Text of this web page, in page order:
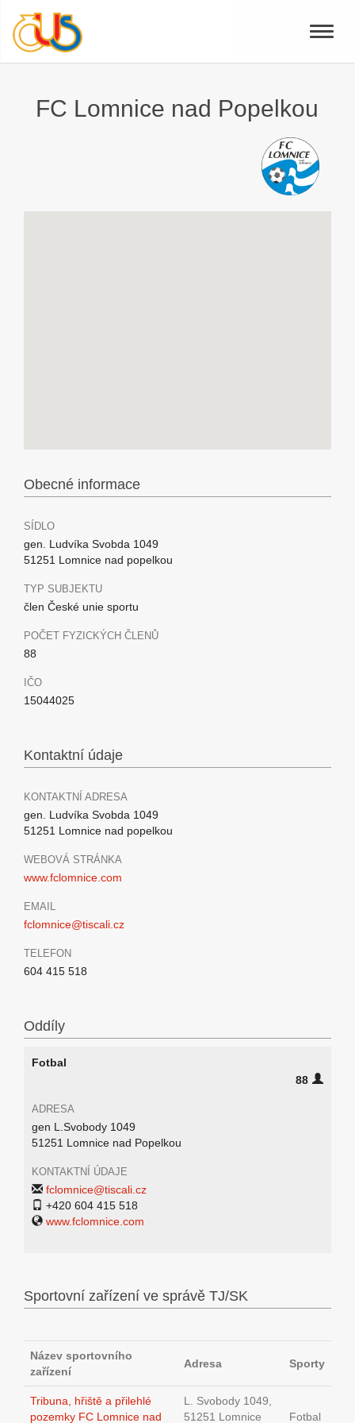
Toggle
FC Lomnice nad Popelkou
Obecné informace
SÍDLO
gen. Ludvíka Svobda 1049
51251 Lomnice nad popelkou
TYP SUBJEKTU
člen České unie sportu
POČET FYZICKÝCH ČLENŮ
88
IČO
15044025
Kontaktní údaje
KONTAKTNÍ ADRESA
gen. Ludvíka Svobda 1049
51251 Lomnice nad popelkou
WEBOVÁ STRÁNKA
www.fclomnice.com
EMAIL
fclomnice@tiscali.cz
TELEFON
604 415 518
Oddíly
Fotbal
88
ADRESA
gen L.Svobody 1049
51251 Lomnice nad Popelkou
KONTAKTNÍ ÚDAJE
fclomnice@tiscali.cz
+420 604 415 518
www.fclomnice.com
Sportovní zařízení ve správě TJ/SK
Název sportovního
zařízení
Adresa Sporty
Tribuna, hřiště a přilehlé
pozemky FC Lomnice nad
L. Svobody 1049,
51251 Lomnice
Fotbal